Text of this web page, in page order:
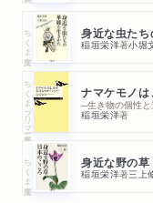
ちくま文庫 身近な虫た
稲垣栄洋著小堀
ちくまプリマー新書 ナマケモノは
─生き物の個性
稲垣栄洋著
ちくま文庫 身近な野の
稲垣栄洋著三上